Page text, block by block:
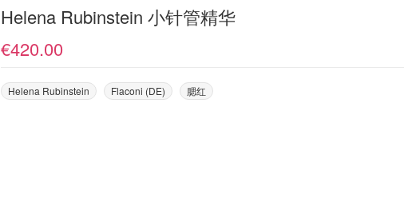
Helena Rubinstein 小针管精华
€420.00
Helena Rubinstein Flaconi (DE) 腮红